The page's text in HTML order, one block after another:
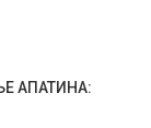
АПАТИНА: